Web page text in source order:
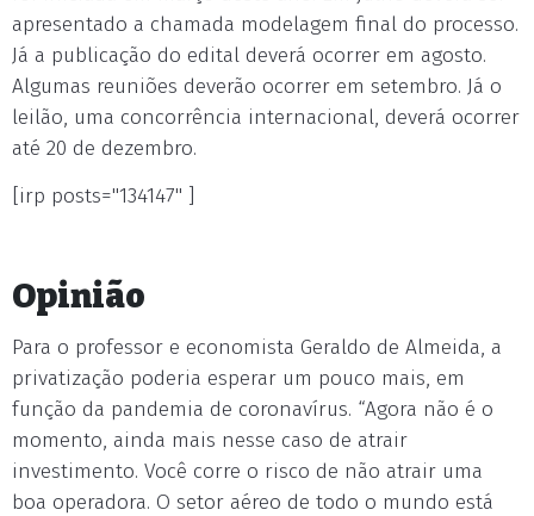
apresentado a chamada modelagem final do processo.
Já a publicação do edital deverá ocorrer em agosto.
Algumas reuniões deverão ocorrer em setembro. Já o
leilão, uma concorrência internacional, deverá ocorrer
até 20 de dezembro.
[irp posts="134147" ]
Opinião
Para o professor e economista Geraldo de Almeida, a
privatização poderia esperar um pouco mais, em
função da pandemia de coronavírus. “Agora não é o
momento, ainda mais nesse caso de atrair
investimento. Você corre o risco de não atrair uma
boa operadora. O setor aéreo de todo o mundo está